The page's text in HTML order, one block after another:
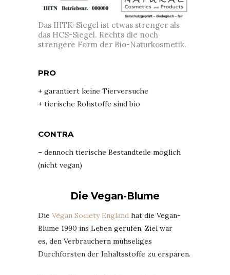
Das IHTK-Siegel ist etwas strenger als
das HCS-Siegel. Rechts die noch
strengere Form der Bio-Naturkosmetik.
PRO
+ garantiert keine Tierversuche
+ tierische Rohstoffe sind bio
CONTRA
– dennoch tierische Bestandteile möglich
(nicht vegan)
Die Vegan-Blume
Die Vegan Society England hat die Vegan-
Blume 1990 ins Leben gerufen. Ziel war
es, den Verbrauchern mühseliges
Durchforsten der Inhaltsstoffe zu ersparen.